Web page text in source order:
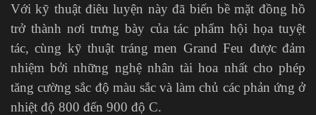
Với kỹ thuật điêu luyện này đã biến bề mặt đồng hồ
trở thành nơi trưng bày của tác phẩm hội họa tuyệt
tác, cùng kỹ thuật tráng men Grand Feu được đảm
nhiệm bởi những nghệ nhân tài hoa nhất cho phép
tăng cường sắc độ màu sắc và làm chủ các phản ứng ở
nhiệt độ 800 đến 900 độ C.